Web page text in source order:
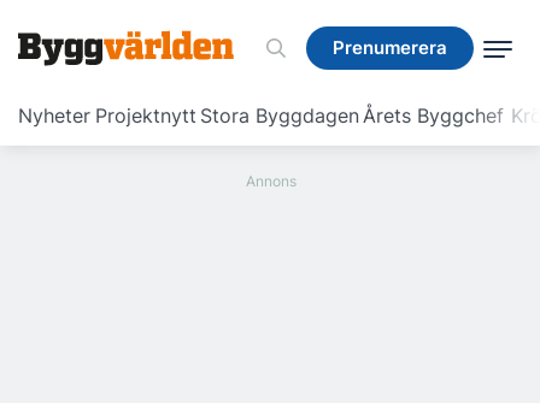
Prenumerera
Nyheter Projektnytt Stora ByggdagenÅrets Byggchef
Prenumerera